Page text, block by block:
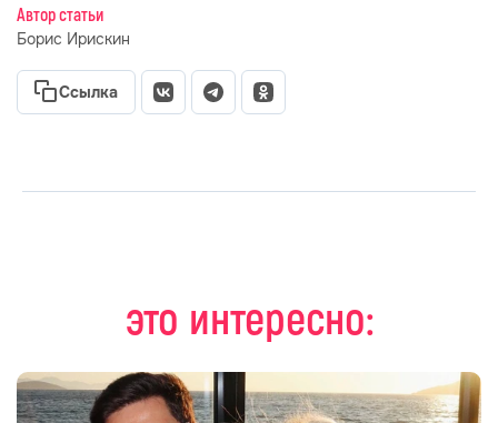
Автор статьи
Борис Ирискин
Ссылка
это интересно: